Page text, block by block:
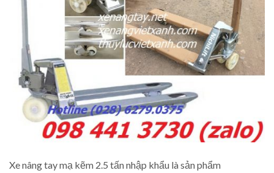
Xe nâng tay mạ kẽm 2.5 tấn nhập khẩu là sản phẩm